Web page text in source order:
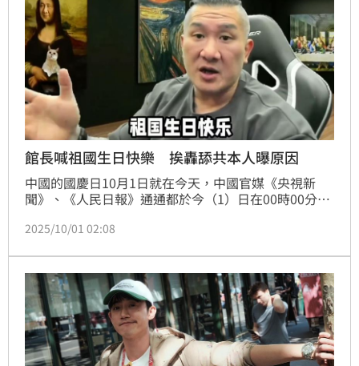
館長喊祖國生日快樂 挨轟舔共本人曝原因
中國的國慶日10月1日就在今天，中國官媒《央視新
聞》、《人民日報》通通都於今（1）日在00時00分準
網紅也相繼輸誠，轉發相關動態或是發文恭賀祖國。先
生日快樂」，並針對被質疑舔共一事，親自說明原因。
畫面曝光後，被轉至微博引發關注。
2025/10/01 02:08